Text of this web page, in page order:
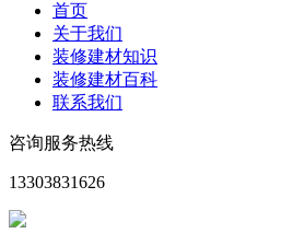
首页
关于我们
装修建材知识
装修建材百科
联系我们
咨询服务热线
13303831626